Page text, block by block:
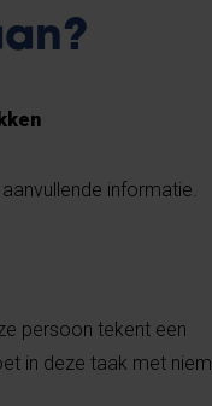
informatie.
persoon tekent een
in deze taak met